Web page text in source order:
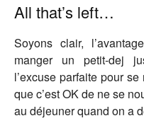
All that’s left…
Soyons clair,
manger un petit-dej
l’excuse parfaite pour
que c’est OK de ne se
au déjeuner quand on a